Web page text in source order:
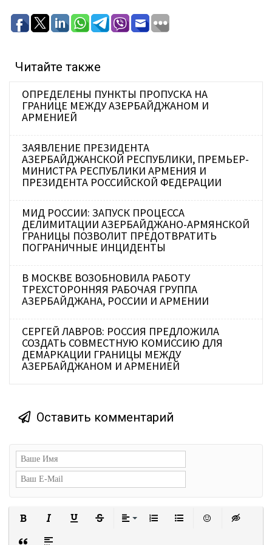
Читайте также
ОПРЕДЕЛЕНЫ ПУНКТЫ ПРОПУСКА НА
ГРАНИЦЕ МЕЖДУ АЗЕРБАЙДЖАНОМ И
АРМЕНИЕЙ
ЗАЯВЛЕНИЕ ПРЕЗИДЕНТА
АЗЕРБАЙДЖАНСКОЙ РЕСПУБЛИКИ, ПРЕМЬЕР-
МИНИСТРА РЕСПУБЛИКИ АРМЕНИЯ И
ПРЕЗИДЕНТА РОССИЙСКОЙ ФЕДЕРАЦИИ
МИД РОССИИ: ЗАПУСК ПРОЦЕССА
ДЕЛИМИТАЦИИ АЗЕРБАЙДЖАНО-АРМЯНСКОЙ
ГРАНИЦЫ ПОЗВОЛИТ ПРЕДОТВРАТИТЬ
ПОГРАНИЧНЫЕ ИНЦИДЕНТЫ
В МОСКВЕ ВОЗОБНОВИЛА РАБОТУ
ТРЕХСТОРОННЯЯ РАБОЧАЯ ГРУППА
АЗЕРБАЙДЖАНА, РОССИИ И АРМЕНИИ
СЕРГЕЙ ЛАВРОВ: РОССИЯ ПРЕДЛОЖИЛА
СОЗДАТЬ СОВМЕСТНУЮ КОМИССИЮ ДЛЯ
ДЕМАРКАЦИИ ГРАНИЦЫ МЕЖДУ
АЗЕРБАЙДЖАНОМ И АРМЕНИЕЙ
Оставить комментарий